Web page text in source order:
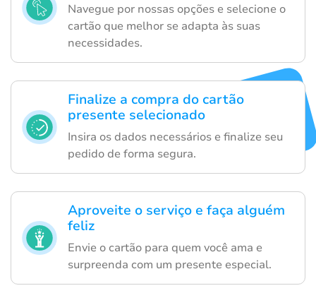
Navegue por nossas opções e selecione o
cartão que melhor se adapta às suas
necessidades.
Finalize a compra do cartão
presente selecionado
Insira os dados necessários e finalize seu
pedido de forma segura.
Aproveite o serviço e faça alguém
feliz
Envie o cartão para quem você ama e
surpreenda com um presente especial.